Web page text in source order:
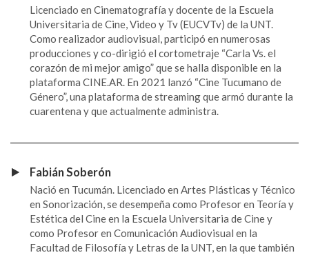
Licenciado en Cinematografía y docente de la Escuela
Universitaria de Cine, Video y Tv (EUCVTv) de la UNT.
Como realizador audiovisual, participó en numerosas
producciones y co-dirigió el cortometraje “Carla Vs. el
corazón de mi mejor amigo” que se halla disponible en la
plataforma CINE.AR. En 2021 lanzó “Cine Tucumano de
Género”, una plataforma de streaming que armó durante la
cuarentena y que actualmente administra.
Fabián Soberón
Nació en Tucumán. Licenciado en Artes Plásticas y Técnico
en Sonorización, se desempeña como Profesor en Teoría y
Estética del Cine en la Escuela Universitaria de Cine y
como Profesor en Comunicación Audiovisual en la
Facultad de Filosofía y Letras de la UNT, en la que también